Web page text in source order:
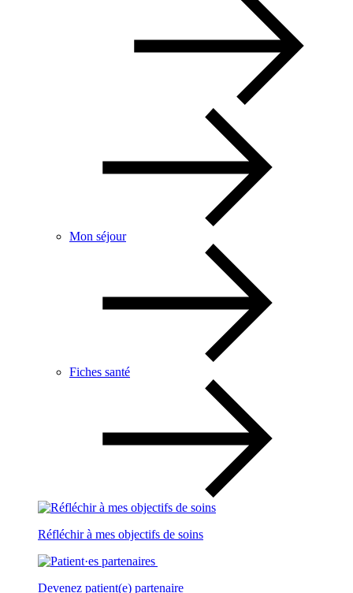
Mon séjour
Fiches santé
Réfléchir à mes objectifs de soins
Devenez patient(e) partenaire